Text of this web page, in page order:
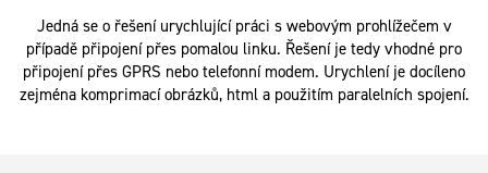
Jedná se o řešení urychlující práci s webovým prohlížečem v
případě připojení přes pomalou linku. Řešení je tedy vhodné pro
připojení přes GPRS nebo telefonní modem. Urychlení je docíleno
zejména komprimací obrázků, html a použitím paralelních spojení.